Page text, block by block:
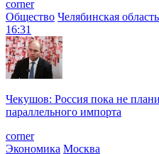
corner
Общество Челябинская область
16:31
Чекушов: Россия пока не
параллельного импорта
corner
Экономика Москва